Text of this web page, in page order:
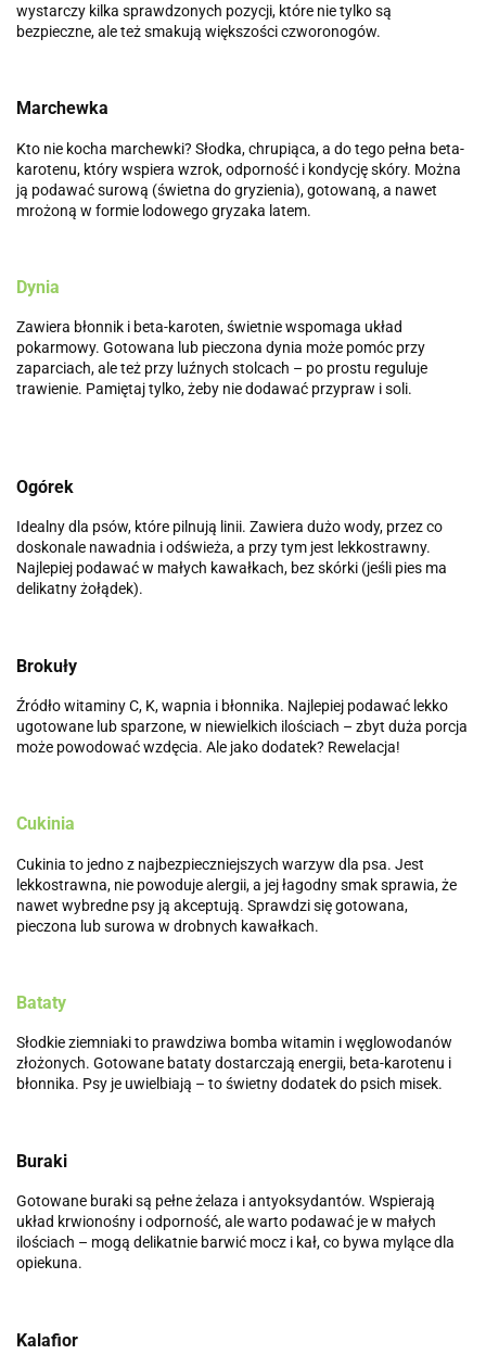
wystarczy kilka sprawdzonych pozycji, które nie tylko są
bezpieczne, ale też smakują większości czworonogów.
Marchewka
Kto nie kocha marchewki? Słodka, chrupiąca, a do tego pełna beta-
karotenu, który wspiera wzrok, odporność i kondycję skóry. Można
ją podawać surową (świetna do gryzienia), gotowaną, a nawet
mrożoną w formie lodowego gryzaka latem.
Dynia
Zawiera błonnik i beta-karoten, świetnie wspomaga układ
pokarmowy. Gotowana lub pieczona dynia może pomóc przy
zaparciach, ale też przy luźnych stolcach – po prostu reguluje
trawienie. Pamiętaj tylko, żeby nie dodawać przypraw i soli.
Ogórek
Idealny dla psów, które pilnują linii. Zawiera dużo wody, przez co
doskonale nawadnia i odświeża, a przy tym jest lekkostrawny.
Najlepiej podawać w małych kawałkach, bez skórki (jeśli pies ma
delikatny żołądek).
Brokuły
Źródło witaminy C, K, wapnia i błonnika. Najlepiej podawać lekko
ugotowane lub sparzone, w niewielkich ilościach – zbyt duża porcja
może powodować wzdęcia. Ale jako dodatek? Rewelacja!
Cukinia
Cukinia to jedno z najbezpieczniejszych warzyw dla psa. Jest
lekkostrawna, nie powoduje alergii, a jej łagodny smak sprawia, że
nawet wybredne psy ją akceptują. Sprawdzi się gotowana,
pieczona lub surowa w drobnych kawałkach.
Bataty
Słodkie ziemniaki to prawdziwa bomba witamin i węglowodanów
złożonych. Gotowane bataty dostarczają energii, beta-karotenu i
błonnika. Psy je uwielbiają – to świetny dodatek do psich misek.
Buraki
Gotowane buraki są pełne żelaza i antyoksydantów. Wspierają
układ krwionośny i odporność, ale warto podawać je w małych
ilościach – mogą delikatnie barwić mocz i kał, co bywa mylące dla
opiekuna.
Kalafior